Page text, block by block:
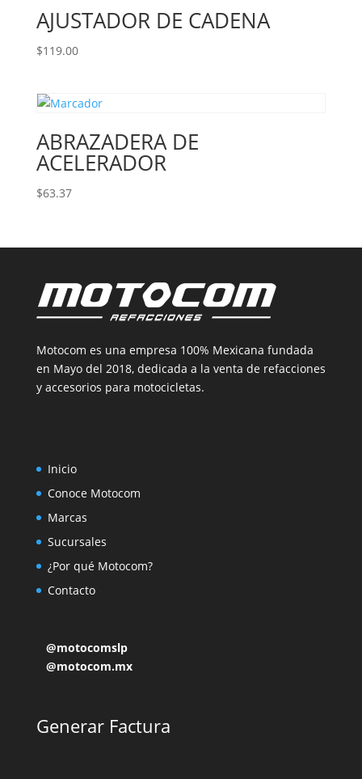
AJUSTADOR DE CADENA
$119.00
ABRAZADERA DE
ACELERADOR
$63.37
Motocom es una empresa 100% Mexicana fundada
en Mayo del 2018, dedicada a la venta de refacciones
y accesorios para motocicletas.
Inicio
Conoce Motocom
Marcas
Sucursales
¿Por qué Motocom?
Contacto
@motocomslp
@motocom.mx
Generar Factura